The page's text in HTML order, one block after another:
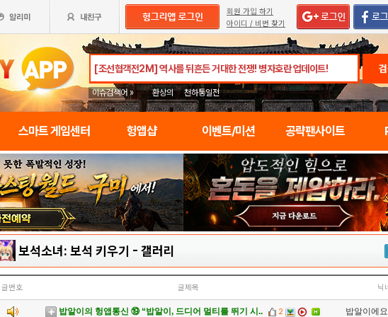
회원 가입 하기
아이디 / 비번 찾기
이슈검색어 » 환상의 천하통일전
스마트 게임센터 헝앱샵 이벤트/미션 공략팬사이트
보석소녀: 보석 키우기 - 갤러리
글번호 글제목 닉
밥알이의 헝앱통신 ⑲ “밥알이, 드디어 멀티를 뛰기 시.. 2 밥알이에요